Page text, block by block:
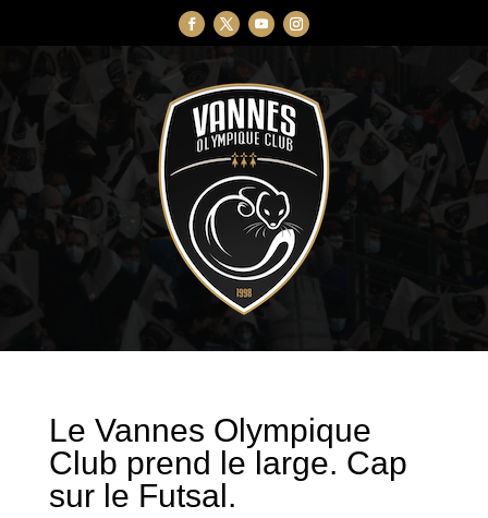
Le Vannes Olympique
Club prend le large. Cap
sur le Futsal.